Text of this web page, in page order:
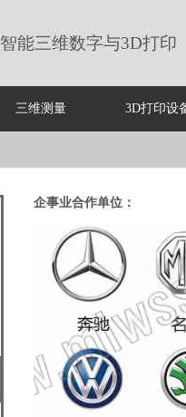
智能三维数字与3D打印
三维测量 3D打印设
企事业合作单位：